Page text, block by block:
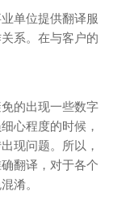
单位提供翻译服
系。在与客户的
的出现一些数字
心程度的时候，
现问题。所以，
翻译，对于各个
淆。